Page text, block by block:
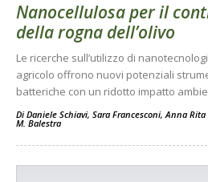
Nanocellulosa per il
della rogna dell’olivo
Le ricerche sull’utilizzo di
agricolo offrono nuovi potenziali
batteriche con un ridotto impatto
Di Daniele Schiavi, Sara Francesconi,Anna Rita
M. Balestra